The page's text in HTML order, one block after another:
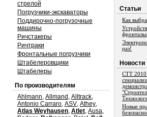
стрелой
Погрузчики-экскаваторы
Поддирочно-погрузочные
машины
Ричстакеры
Ричтраки
Фронтальные погрузчики
Штабелеровщики
Штабелеры
По производителям
Ahlmann, Allmand , Alltrack,
Antonio Carraro, ASV, Athey,
Atlas Weyhausen, Atlet, Ausa,
Статьи
Как
раз!
Новости
СТТ 2010
Новые